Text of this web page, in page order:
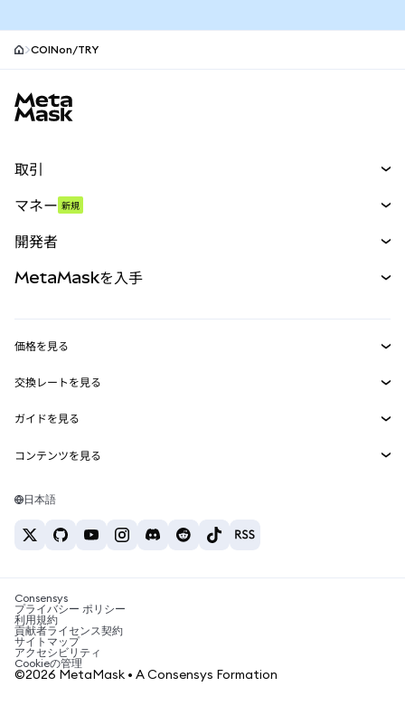
COINon/TRY
取引
パーペチュアル
RWA
マネー 新規
開発者
MetaMask Connect
Snaps
Web3サービス
MetaMaskを入手
セキュリティ
サポート
キャリア
お問い合わせ
価格を見る
イーサリアムの価格
Solanaの価格
Tetherの価格
交換レートを見る
ETH→USD
USDT→INR
BTC→INR
ETH→USDT
ガイドを見る
ETHの購入
USDTの購入
SHIBの購入
BNBの購入
コンテンツを見る
Solanaウォレット
税制関連ニュース
暗号資産の購入方法は？
ビットコインを売るには？
日本語
Consensys
プライバシー ポリシー
利用規約
貢献者ライセンス契約
サイトマップ
アクセシビリティ
Cookieの管理
©2026 MetaMask • A Consensys Formation